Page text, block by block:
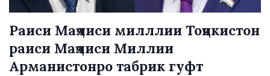
Раиси Маҷлиси милллии Тоҷикистон
раиси Маҷлиси Миллии
Арманистонро табрик гуфт